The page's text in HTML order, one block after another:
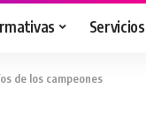
Servicios
de los campeones